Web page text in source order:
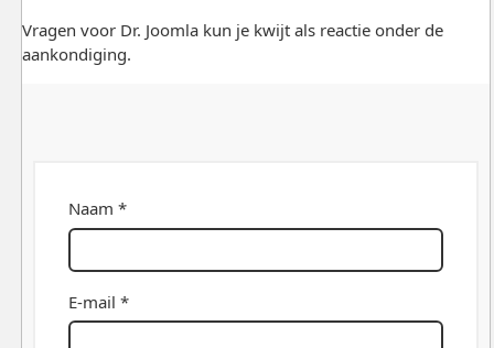
Vragen voor Dr. Joomla kun je kwijt als reactie onder de
aankondiging.
Naam *
E-mail *